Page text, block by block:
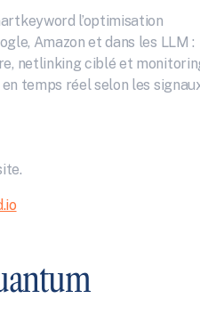
l’optimisation
Amazon et dans les LLM :
netlinking ciblé et
temps réel selon les